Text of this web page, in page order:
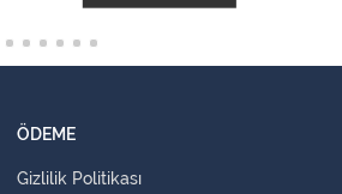
ÖDEME
Gizlilik Politikası